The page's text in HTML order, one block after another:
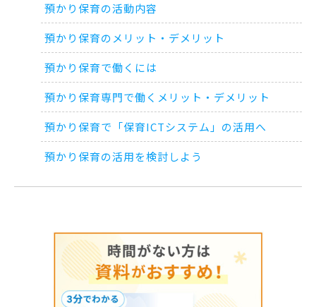
預かり保育の活動内容
預かり保育のメリット・デメリット
預かり保育で働くには
預かり保育専門で働くメリット・デメリット
預かり保育で「保育ICTシステム」の活用へ
預かり保育の活用を検討しよう